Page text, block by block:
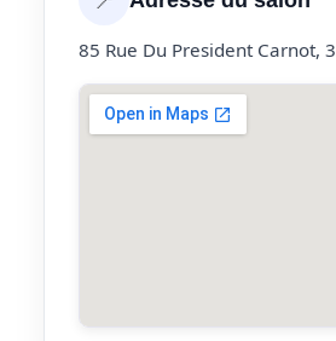
85 Rue Du President Carnot,